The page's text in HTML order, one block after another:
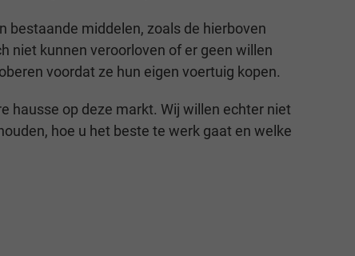
bestaande middelen, zoals de hierboven
niet kunnen veroorloven of er geen willen
voordat ze hun eigen voertuig kopen.
hausse op deze markt. Wij willen echter niet
hoe u het beste te werk gaat en welke